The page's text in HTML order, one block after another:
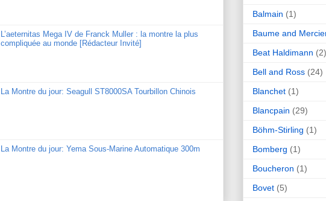
L’aeternitas Mega IV de Franck Muller : la montre la plus
compliquée au monde [Rédacteur Invité]
La Montre du jour: Seagull ST8000SA Tourbillon Chinois
La Montre du jour: Yema Sous-Marine Automatique 300m
Balmain (1)
Baume and
Beat Haldimann (2)
Bell and Ross (24)
Blanchet (1)
Blancpain (29)
Böhm-Stirling (1)
Bomberg (1)
Boucheron (1)
Bovet (5)